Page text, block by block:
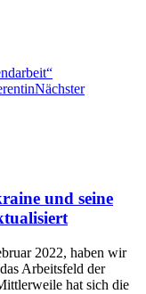
Nächster
und seine
2022, haben wir
Arbeitsfeld der
hat sich die